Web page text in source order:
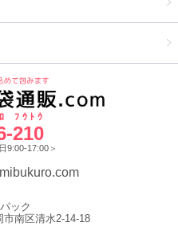
-210
ﾌｳﾄｳ
9:00-17:00＞
ック
市南区清水2-14-18